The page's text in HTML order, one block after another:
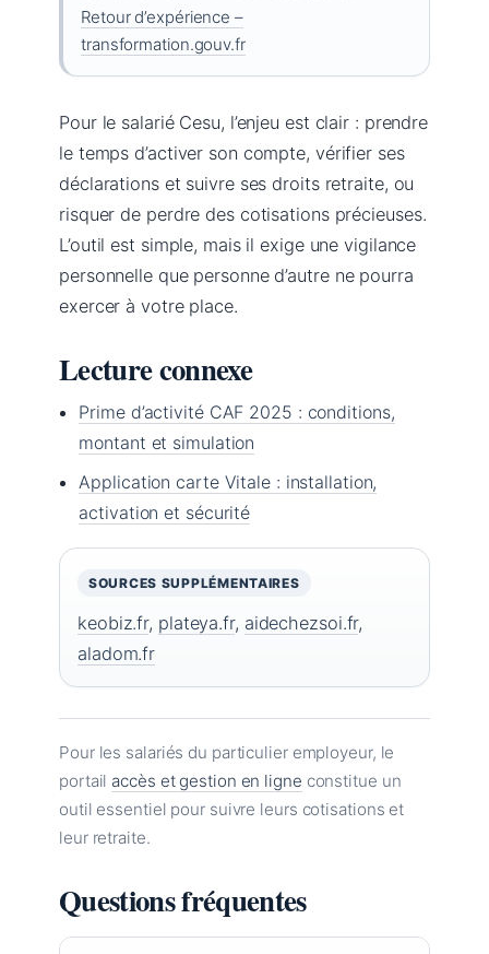
Retour d’expérience –
transformation.gouv.fr
Pour le salarié Cesu, l’enjeu est clair : prendre
le temps d’activer son compte, vérifier ses
déclarations et suivre ses droits retraite, ou
risquer de perdre des cotisations précieuses.
L’outil est simple, mais il exige une vigilance
personnelle que personne d’autre ne pourra
exercer à votre place.
Lecture connexe
Prime d’activité CAF 2025 : conditions,
montant et simulation
Application carte Vitale : installation,
activation et sécurité
SOURCES SUPPLÉMENTAIRES
keobiz.fr, plateya.fr, aidechezsoi.fr,
aladom.fr
Pour les salariés du particulier employeur, le
portail accès et gestion en ligne constitue un
outil essentiel pour suivre leurs cotisations et
leur retraite.
Questions fréquentes